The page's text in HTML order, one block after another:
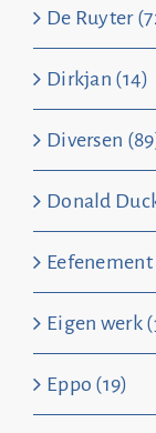
De Ruyter
Dirkjan (14)
Diversen
Donald
Eefenement
Eigen werk
Eppo (19)